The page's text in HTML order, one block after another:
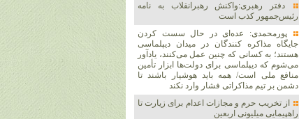
دفتر رهبری:واکنش رهبرانقلاب به نامه
رئیس‌جمهور کذب است
پورمحمدی: عده‌ای در حال سست کردن
جایگاه مذاکره کنندگان در میدان دیپلماسی
هستند؛ به کسانی که چنین عمل می‌کنند، یادآور
می‌شوم که دیپلماسی برای دولت‌ها ابزار تأمین
منافع ملی است/ همه باید هوشیار باشند تا
دشمن بر تیم مذاکراتی فشار وارد نکند
از تخریب حرم و مجازات اعدام برای زیارت تا
راهپیمایی میلیونی اربعین